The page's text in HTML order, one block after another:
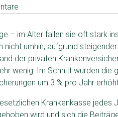
– im Alter fallen sie oft stark
nicht umhin, aufgrund
der privaten
wenig. Im Schnitt wurden die
um 3 % pro Jahr
Krankenkasse jedes
wird und sich die